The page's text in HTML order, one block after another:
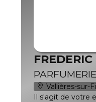
FREDERIC
PARFUMERIE
Vallières-sur-
Il s'agit de votre